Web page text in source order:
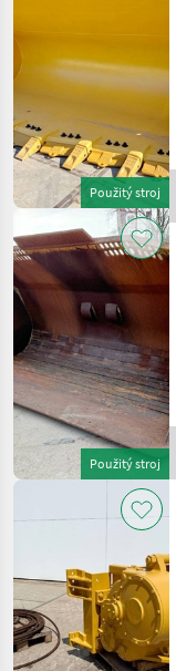
Použitý stroj
Použitý stroj